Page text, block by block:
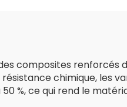
composites renforcés
résistance chimique, les
%, ce qui rend le